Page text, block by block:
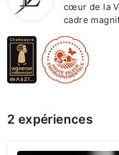
cœur de la
cadre
2 expériences